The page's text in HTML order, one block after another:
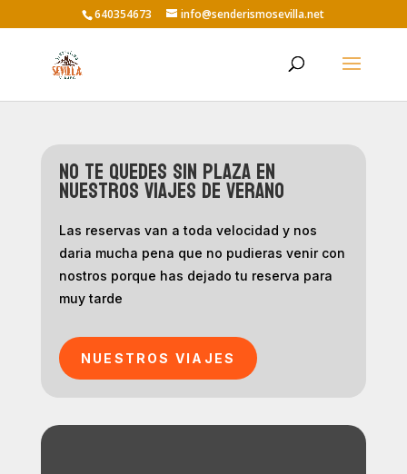
640354673 info@senderismosevilla.net
No te quedes sin plaza en
nuestros viajes de verano
Las reservas van a toda velocidad y nos
daria mucha pena que no pudieras venir con
nostros porque has dejado tu reserva para
muy tarde
NUESTROS VIAJES